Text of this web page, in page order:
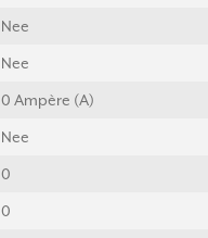
Nee
Nee
0 Ampère (A)
Nee
0
0